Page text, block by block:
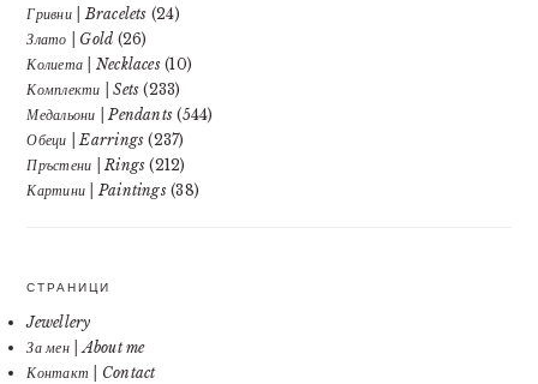
Гривни | Bracelets (24)
Злато | Gold (26)
Колиета | Necklaces(10)
Комплекти | Sets (233)
Медальони | Pendants (544)
Обеци | Earrings (237)
Пръстени | Rings (212)
Картини | Paintings(38)
СТРАНИЦИ
Jewellery
За мен | About me
Контакт | Contact